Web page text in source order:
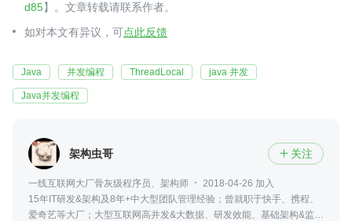
d85】。文章转载请联系作者。
如对本文有异议，可点此反馈
Java 并发编程 ThreadLocal java 并发
Java并发编程
架构虫哥  关注
一线互联网大厂骨灰级程序员、架构师
2018-04-26 加入
15年IT研发&架构及8年+中大型团队管理经验；曾就职于快手、携程、
爱奇艺等大厂；大型互联网高并发&大数据、研发效能、基础架构&监